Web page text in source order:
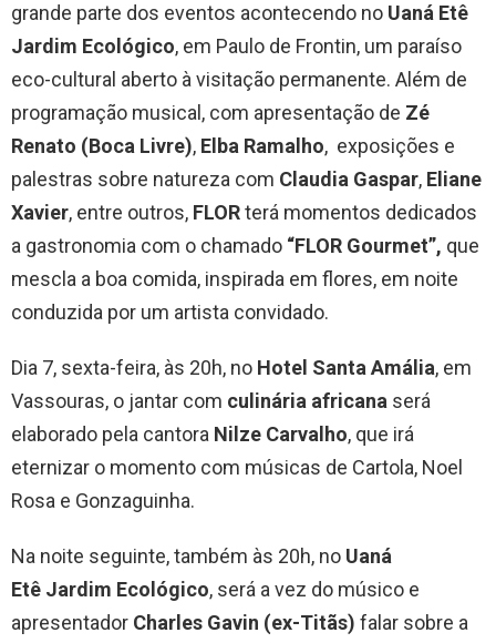
grande parte dos eventos acontecendo no Uaná Etê
Jardim Ecológico, em Paulo de Frontin, um paraíso
eco-cultural aberto à visitação permanente. Além de
programação musical, com apresentação de Zé
Renato (Boca Livre), Elba Ramalho, exposições e
palestras sobre natureza com Claudia Gaspar, Eliane
Xavier, entre outros, FLORterá momentos dedicados
a gastronomia com o chamado “FLOR Gourmet”, que
mescla a boa comida, inspirada em flores, em noite
conduzida por um artista convidado.
Dia 7, sexta-feira, às 20h, no Hotel Santa Amália, em
Vassouras, o jantar com culinária africana será
elaborado pela cantora Nilze Carvalho, que irá
eternizar o momento com músicas de Cartola, Noel
Rosa e Gonzaguinha.
Na noite seguinte, também às 20h, no Uaná
Etê Jardim Ecológico, será a vez do músico e
apresentador Charles Gavin (ex-Titãs) falar sobre a